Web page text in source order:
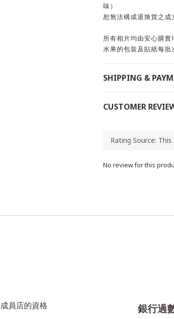
味）
恕無法構成退換貨之成
所有相片均由安心購實
水果的包裝及貼紙每批
SHIPPING &
CUSTOMER
No review for this
員店的資格
銀行過